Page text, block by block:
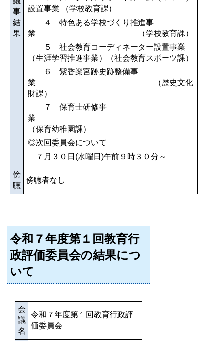
事
結
果
設置事業 （学校教育課）
４ 特色ある学校づくり推進事
業 （学校教育課）
５ 社会教育コーディネーター設置事業
（生涯学習推進事業）（社会教育スポーツ課）
６ 紫香楽宮跡史跡整備事
業 （歴史文化
財課）
７ 保育士研修事
業
（保育幼稚園課）
◎次回委員会について
７月３０日(水曜日)午前９時３０分～
傍
聴
傍聴者なし
令和７年度第１回教育行
政評価委員会の結果につ
いて
会
議
名
令和７年度第１回教育行政評
価委員会